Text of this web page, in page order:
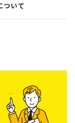
ついて